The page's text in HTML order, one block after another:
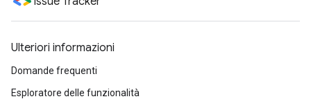
Ulteriori informazioni
Domande frequenti
Esploratore delle funzionalità